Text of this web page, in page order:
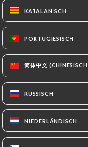
KATALANISCH
PORTUGIESISCH
简体中文
RUSSISCH
NIEDERLÄNDISCH
START/KONTAKT
Kontakt
Café
KATALANISCH
PORTUGIESISCH
简体中文
RUSSISCH
NIEDERLÄNDISCH